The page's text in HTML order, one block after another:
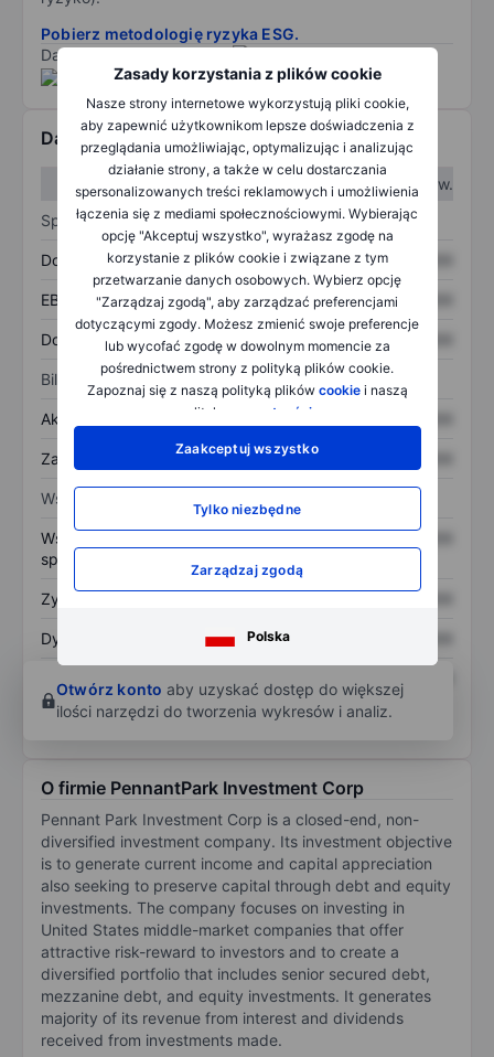
Zasady korzystania z plików cookie
Nasze strony internetowe wykorzystują pliki cookie,
aby zapewnić użytkownikom lepsze doświadczenia z
przeglądania umożliwiając, optymalizując i analizując
działanie strony, a także w celu dostarczania
spersonalizowanych treści reklamowych i umożliwienia
łączenia się z mediami społecznościowymi. Wybierając
opcję "Akceptuj wszystko", wyrażasz zgodę na
korzystanie z plików cookie i związane z tym
przetwarzanie danych osobowych. Wybierz opcję
"Zarządzaj zgodą", aby zarządzać preferencjami
dotyczącymi zgody. Możesz zmienić swoje preferencje
lub wycofać zgodę w dowolnym momencie za
pośrednictwem strony z polityką plików cookie.
Zapoznaj się z naszą polityką plików cookiei naszą
polityką
prywatności
Zaakceptuj wszystko
Tylko niezbędne
Zarządzaj zgodą
Polska
Pobierz metodologię ryzyka ESG.
Dane dostarczone przez
Dane finansowe
W I kw.
W II kw.
Sprawozdanie z zysków
Dochód XXXXXXX XXXXXXX
EBITDA XXXXXXX XXXXXXX
Dochód netto XXXXXXX XXXXXXX
Bilans
Aktywa ogółem
Zadłużenie ogółem XXXXXXX
Wskaźniki
Współczynnik cena do
sprzedaży
Zysk na akcję
Dywidenda na akcję XXXXXXX
własnego
Otwórz konto aby uzyskać dostęp do większej
ilości narzędzi do tworzenia wykresów i analiz.
O firmie PennantPark Investment Corp
Pennant Park Investment Corp is a closed-end, non-
diversified investment company. Its investment objective
is to generate current income and capital appreciation
also seeking to preserve capital through debt and equity
investments. The company focuses on investing in
United States middle-market companies that offer
attractive risk-reward to investors and to create a
diversified portfolio that includes senior secured debt,
mezzanine debt, and equity investments. It generates
majority of its revenue from interest and dividends
received from investments made.